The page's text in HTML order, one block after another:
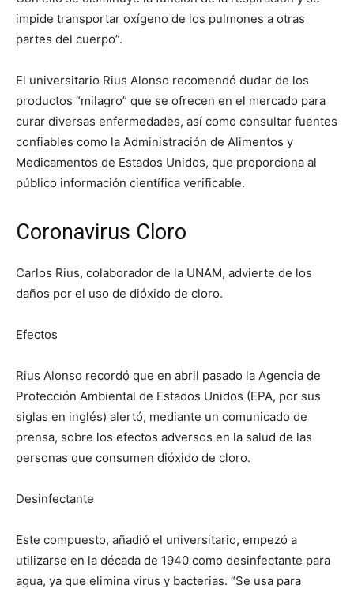
impide transportar oxígeno de los pulmones a otras
partes del cuerpo”.
El universitario Rius Alonso recomendó dudar de los
productos “milagro” que se ofrecen en el mercado para
curar diversas enfermedades, así como consultar fuentes
confiables como la Administración de Alimentos y
Medicamentos de Estados Unidos, que proporciona al
público información científica verificable.
Coronavirus Cloro
Carlos Rius, colaborador de la UNAM, advierte de los
daños por el uso de dióxido de cloro.
Efectos
Rius Alonso recordó que en abril pasado la Agencia de
Protección Ambiental de Estados Unidos (EPA, por sus
siglas en inglés) alertó, mediante un comunicado de
prensa, sobre los efectos adversos en la salud de las
personas que consumen dióxido de cloro.
Desinfectante
Este compuesto, añadió el universitario, empezó a
utilizarse en la década de 1940 como desinfectante para
agua, ya que elimina virus y bacterias. “Se usa para